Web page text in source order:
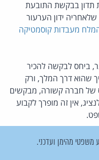
תדון בבקשת התובעת
ידון הערעור
פרמייר ים המלח מעבדות קוסמטיקה
פלינר, ביחס לבקשה להכיר
שהוא דרך המלך, ורק
של חברה קשורה, מבקשים
אין זה מופרך לקבוע
משפטי מהימן ועדכני.